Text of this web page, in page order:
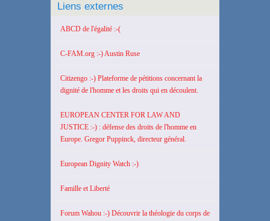
Liens externes
ABCD de l'égalité :-(
C-FAM.org :-) Austin Ruse
Citizengo :-) Plateforme de pétitions concernant la
dignité de l'homme et les droits qui en découlent.
EUROPEAN CENTER FOR LAW AND
JUSTICE :-) : défense des droits de l'homme en
Europe. Gregor Puppinck, directeur général.
European Dignity Watch :-)
Famille et Liberté
Forum Wahou :-) Découvrir la théologie du corps de